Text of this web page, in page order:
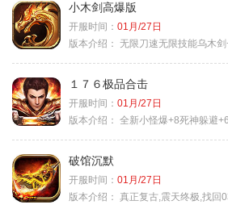
小木剑高爆版
开服时间： 01月/27日
版本介绍： 无限刀速无限技能乌木
１７６极品合击
开服时间： 01月/27日
版本介绍： 全新小怪爆+8死神躲避
破馆沉默
开服时间： 01月/27日
版本介绍： 真正复古,震天终极,找回03年乐